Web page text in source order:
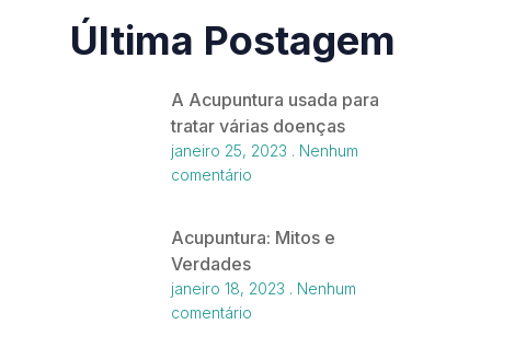
Última Postagem
A Acupuntura usada para
tratar várias doenças
janeiro 25, 2023
Nenhum
comentário
Acupuntura: Mitos e
Verdades
janeiro 18, 2023
Nenhum
comentário